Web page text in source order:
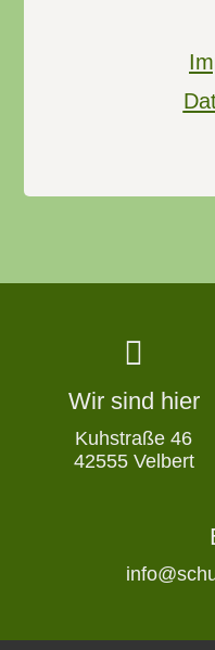
Wir sind hier
Kuhstraße 46
42555 Velbert